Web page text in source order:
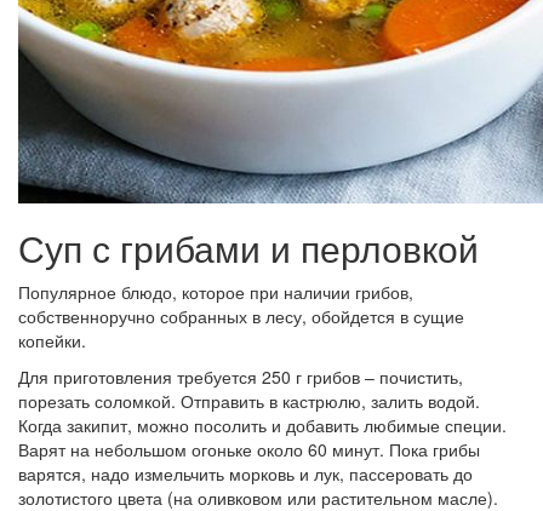
Суп с грибами и перловкой
Популярное блюдо, которое при наличии грибов,
собственноручно собранных в лесу, обойдется в сущие
копейки.
Для приготовления требуется 250 г грибов – почистить,
порезать соломкой. Отправить в кастрюлю, залить водой.
Когда закипит, можно посолить и добавить любимые специи.
Варят на небольшом огоньке около 60 минут. Пока грибы
варятся, надо измельчить морковь и лук, пассеровать до
золотистого цвета (на оливковом или растительном масле).